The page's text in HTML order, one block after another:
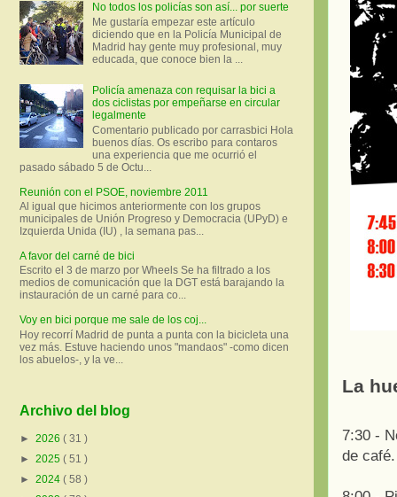
La
7:30 -
de café.
No todos los policías son así... por suerte
Me gustaría empezar este artículo
diciendo que en la Policía Municipal de
Madrid hay gente muy profesional, muy
educada, que conoce bien la ...
Policía amenaza con requisar la bici a
dos ciclistas por empeñarse en circular
legalmente
Comentario publicado por carrasbici Hola
buenos días. Os escribo para contaros
una experiencia que me ocurrió el
pasado sábado 5 de Octu...
Reunión con el PSOE, noviembre 2011
Al igual que hicimos anteriormente con los grupos
municipales de Unión Progreso y Democracia (UPyD) e
Izquierda Unida (IU) , la semana pas...
A favor del carné de bici
Escrito el 3 de marzo por Wheels Se ha filtrado a los
medios de comunicación que la DGT está barajando la
instauración de un carné para co...
Voy en bici porque me sale de los coj...
Hoy recorrí Madrid de punta a punta con la bicicleta una
vez más. Estuve haciendo unos "mandaos" -como dicen
los abuelos-, y la ve...
Archivo del blog
► 2026 ( 31 )
► 2025 ( 51 )
► 2024 ( 58 )